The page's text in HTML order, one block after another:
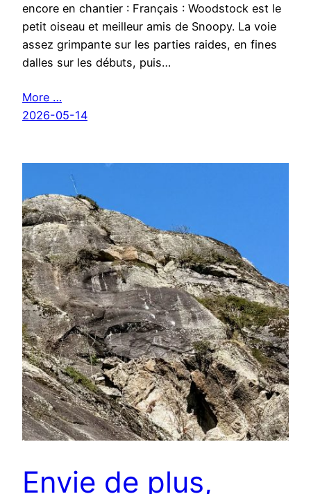
encore en chantier : Français : Woodstock est le
petit oiseau et meilleur amis de Snoopy. La voie
assez grimpante sur les parties raides, en fines
dalles sur les débuts, puis…
More …
2026-05-14
Envie de plus,